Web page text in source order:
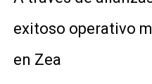
Alcaldía del Municipio
Fundacite Mérida dicta
INN-Mérida celebró el
exitoso operativo
en Zea